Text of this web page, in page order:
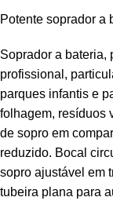
Potente soprador a
Soprador a bateria,
profissional,
parques infantis e
folhagem, resíduos
de sopro em
reduzido. Bocal
sopro ajustável em
tubeira plana para